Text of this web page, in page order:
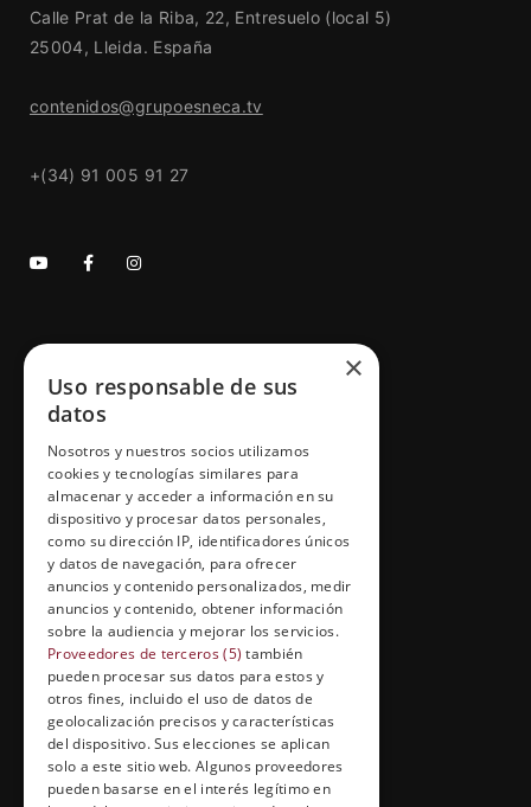
Calle Prat de la Riba, 22, Entresuelo (local 5)
25004, Lleida. España
contenidos@grupoesneca.tv
+(34) 91 005 91 27
GRUPO ESNECA TV
Inicio
Información Legal
Política de Cookies
FORMACIÓN Y ENTRETENIMIENTO
Formación abierta
Cuídate con Grupo Esneca
Entrevistas profesionales
×
Uso responsable de sus
datos
Nosotros y nuestros socios utilizamos
cookies y tecnologías similares para
almacenar y acceder a información en su
dispositivo y procesar datos personales,
como su dirección IP, identificadores únicos
y datos de navegación, para ofrecer
anuncios y contenido personalizados, medir
anuncios y contenido, obtener información
sobre la audiencia y mejorar los servicios.
Proveedores de terceros (5) también
pueden procesar sus datos para estos y
otros fines, incluido el uso de datos de
geolocalización precisos y características
del dispositivo. Sus elecciones se aplican
solo a este sitio web. Algunos proveedores
pueden basarse en el interés legítimo en